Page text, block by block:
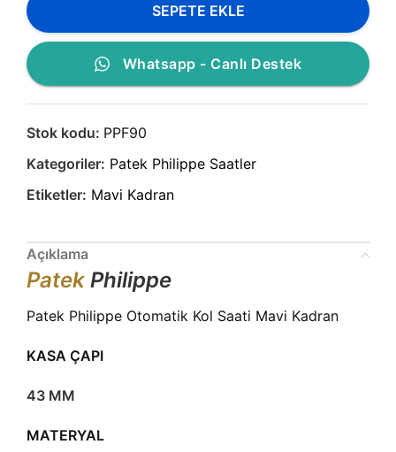
SEPETE EKLE
Whatsapp - Canlı Destek
Stok kodu: PPF90
Kategoriler: Patek Philippe Saatler
Etiketler: Mavi Kadran
Açıklama
Patek Philippe
Patek Philippe Otomatik Kol Saati Mavi Kadran
KASA ÇAPI
43 MM
MATERYAL